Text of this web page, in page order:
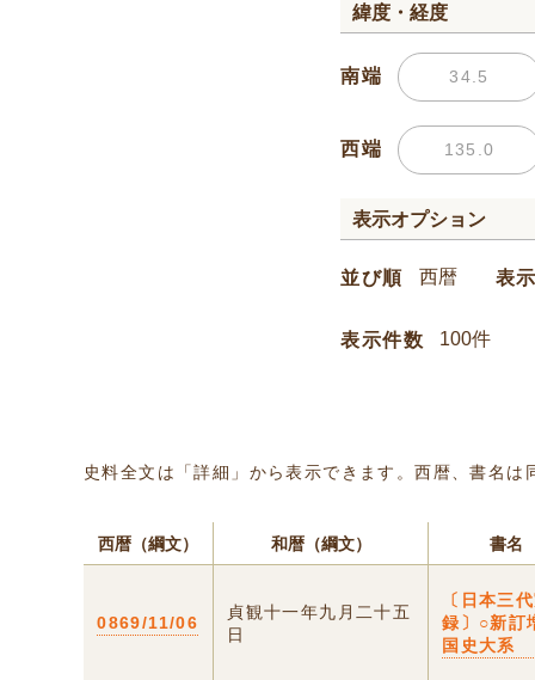
緯度・経度
南端
西端
表示オプション
並び順 表
表示件数
史料全文は「詳細」から表示できます。西暦、書名
西暦（綱文） 和暦（綱文） 書名
0869/11/06
貞観十一年九月二十五
日
〔日本三
録〕○新訂
国史大系